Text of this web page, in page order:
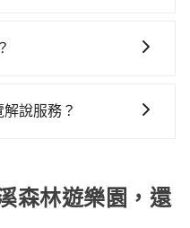
的交通費用。
，而且在不同城市和地
和注意事項。相比之
全台服務，不分城市與郊
說服務？
，將有專人協助回覆確
森林遊樂園，還